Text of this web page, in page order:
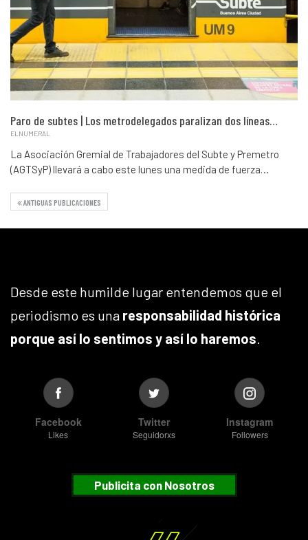
Paro de subtes | Los metrodelegados paralizan dos líneas…
ELNUMERAL
La Asociación Gremial de Trabajadores del Subte y Premetro
(AGTSyP) llevará a cabo este lunes una medida de fuerza…
ANTIGUAS PUBLICACIONES
Desde este humilde lugar entendemos que el
periodismo es una responsabilidad histórica
porque así lo sentimos y así lo haremos.
Facebook
Likes
Twitter
Seguidorxs
Instagram
Followers
Publicita con Nosotros